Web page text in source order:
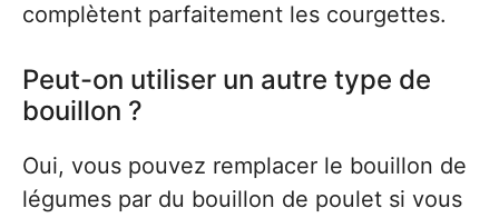
complètent parfaitement les courgettes.
Peut-on utiliser un autre type de
bouillon ?
Oui, vous pouvez remplacer le bouillon de
légumes par du bouillon de poulet si vous